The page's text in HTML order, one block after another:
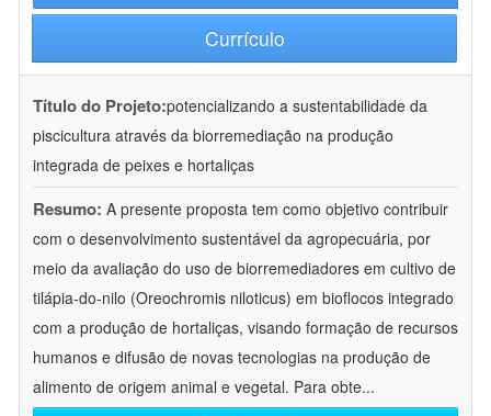
Currículo
Título do Projeto:potencializando a sustentabilidade da
piscicultura através da biorremediação na produção
integrada de peixes e hortaliças
Resumo: A presente proposta tem como objetivo contribuir
com o desenvolvimento sustentável da agropecuária, por
meio da avaliação do uso de biorremediadores em cultivo de
tilápia-do-nilo (Oreochromis niloticus) em bioflocos integrado
com a produção de hortaliças, visando formação de recursos
humanos e difusão de novas tecnologias na produção de
alimento de origem animal e vegetal. Para obte...